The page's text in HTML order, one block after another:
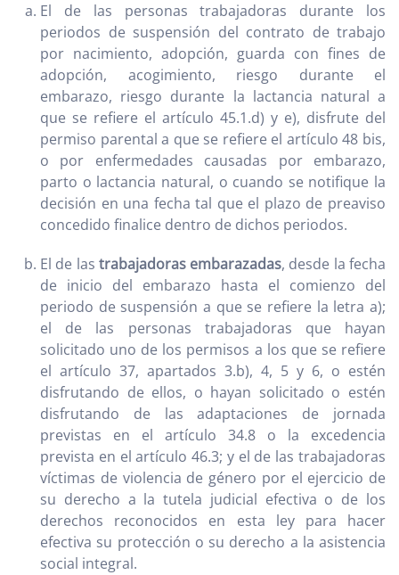
El de las personas trabajadoras durante los
periodos de suspensión del contrato de trabajo
por nacimiento, adopción, guarda con fines de
adopción, acogimiento, riesgo durante el
embarazo, riesgo durante la lactancia natural a
que se refiere el artículo 45.1.d) y e), disfrute del
permiso parental a que se refiere el artículo 48 bis,
o por enfermedades causadas por embarazo,
parto o lactancia natural, o cuando se notifique la
decisión en una fecha tal que el plazo de preaviso
concedido finalice dentro de dichos periodos.
El de las trabajadoras embarazadas, desde la fecha
de inicio del embarazo hasta el comienzo del
periodo de suspensión a que se refiere la letra a);
el de las personas trabajadoras que hayan
solicitado uno de los permisos a los que se refiere
el artículo 37, apartados 3.b), 4, 5 y 6, o estén
disfrutando de ellos, o hayan solicitado o estén
disfrutando de las adaptaciones de jornada
previstas en el artículo 34.8 o la excedencia
prevista en el artículo 46.3; y el de las trabajadoras
víctimas de violencia de género por el ejercicio de
su derecho a la tutela judicial efectiva o de los
derechos reconocidos en esta ley para hacer
efectiva su protección o su derecho a la asistencia
social integral.